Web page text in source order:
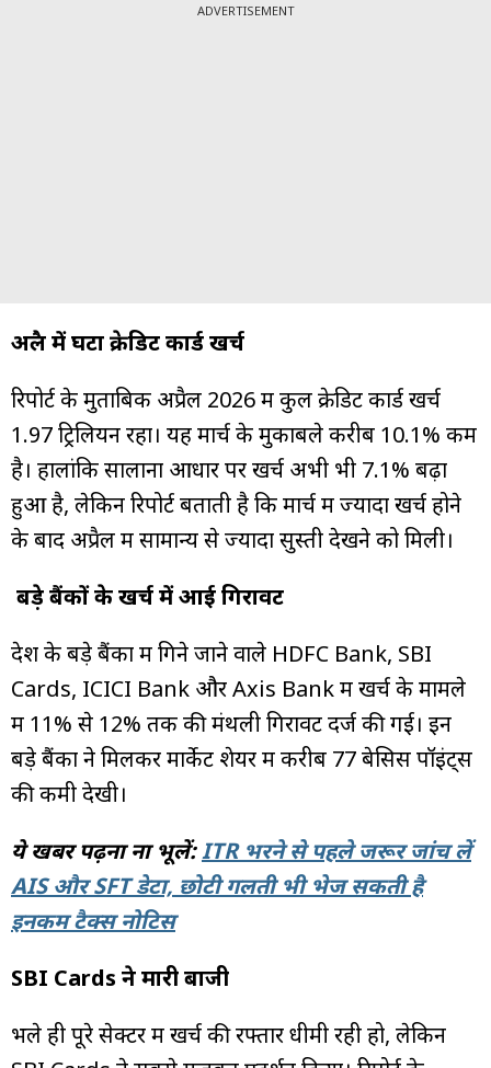
ADVERTISEMENT
अप्रैल में घटा क्रेडिट कार्ड खर्च
रिपोर्ट के मुताबिक अप्रैल 2026 में कुल क्रेडिट कार्ड खर्च
₹1.97 ट्रिलियन रहा। यह मार्च के मुकाबले करीब 10.1% कम
है। हालांकि सालाना आधार पर खर्च अभी भी 7.1% बढ़ा
हुआ है, लेकिन रिपोर्ट बताती है कि मार्च में ज्यादा खर्च होने
के बाद अप्रैल में सामान्य से ज्यादा सुस्ती देखने को मिली।
बड़े बैंकों के खर्च में आई गिरावट
देश के बड़े बैंकों में गिने जाने वाले HDFC Bank, SBI
Cards, ICICI Bank और Axis Bank में खर्च के मामले
में 11% से 12% तक की मंथली गिरावट दर्ज की गई। इन
बड़े बैंकों ने मिलकर मार्केट शेयर में करीब 77 बेसिस पॉइंट्स
की कमी देखी।
ये खबर पढ़ना ना भूलें:ITR भरने से पहले जरूर जांच लें
AIS और SFT डेटा, छोटी गलती भी भेज सकती है
इनकम टैक्स नोटिस
SBI Cards ने मारी बाजी
भले ही पूरे सेक्टर में खर्च की रफ्तार धीमी रही हो, लेकिन